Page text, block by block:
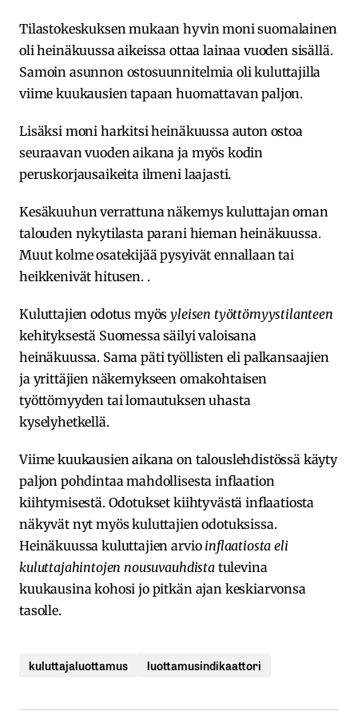
Tilastokeskuksen mukaan hyvin moni suomalainen
oli heinäkuussa aikeissa ottaa lainaa vuoden sisällä.
Samoin asunnon ostosuunnitelmia oli kuluttajilla
viime kuukausien tapaan huomattavan paljon.
Lisäksi moni harkitsi heinäkuussa auton ostoa
seuraavan vuoden aikana ja myös kodin
peruskorjausaikeita ilmeni laajasti.
Kesäkuuhun verrattuna näkemys kuluttajan oman
talouden nykytilasta parani hieman heinäkuussa.
Muut kolme osatekijää pysyivät ennallaan tai
heikkenivät hitusen. .
Kuluttajien odotus myösyleisen työttömyystilanteen
kehityksestä Suomessa säilyi valoisana
heinäkuussa. Sama päti työllisten eli palkansaajien
ja yrittäjien näkemykseen omakohtaisen
työttömyyden tai lomautuksen uhasta
kyselyhetkellä.
Viime kuukausien aikana on talouslehdistössä käyty
paljon pohdintaa mahdollisesta inflaation
kiihtymisestä. Odotukset kiihtyvästä inflaatiosta
näkyvät nyt myös kuluttajien odotuksissa.
Heinäkuussa kuluttajien arvio inflaatiosta eli
kuluttajahintojen nousuvauhdista tulevina
kuukausina kohosi jo pitkän ajan keskiarvonsa
tasolle.
kuluttajaluottamus luottamusindikaattori